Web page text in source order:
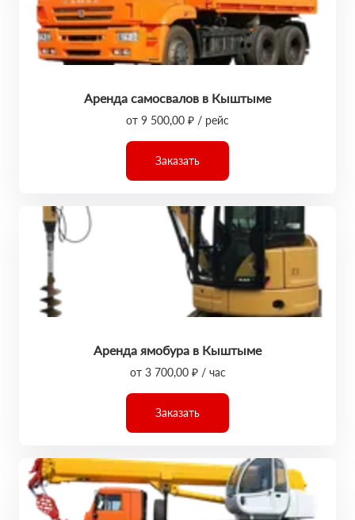
Аренда самосвалов в Кыштыме
от 9 500,00 ₽ / рейс
Заказать
Аренда ямобура в Кыштыме
от 3 700,00 ₽ / час
Заказать